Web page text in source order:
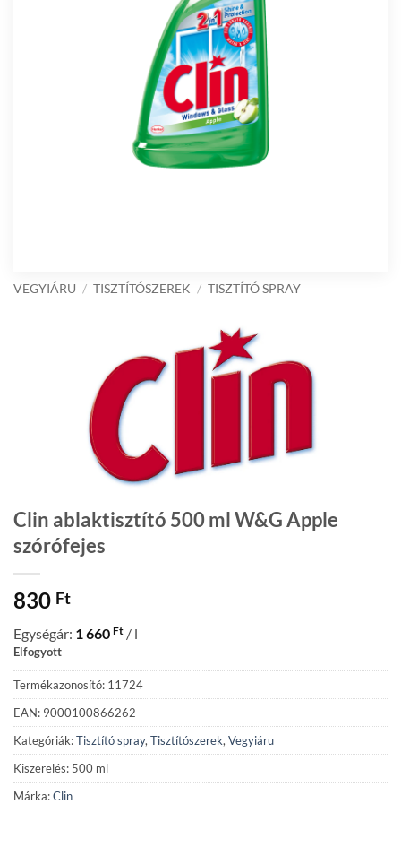
VEGYIÁRU / TISZTÍTÓSZEREK / TISZTÍTÓ SPRAY
Clin ablaktisztító 500 ml W&G Apple
szórófejes
830 Ft
Egységár: 1 660 Ft / l
Elfogyott
Termékazonosító: 11724
EAN: 9000100866262
Kategóriák:Tisztító spray, Tisztítószerek, Vegyiáru
Kiszerelés: 500 ml
Márka:Clin